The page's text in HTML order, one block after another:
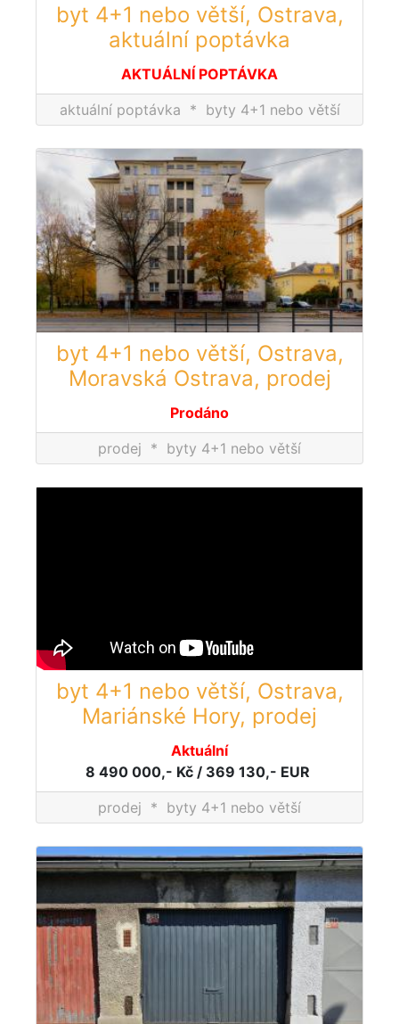
byt 4+1 nebo větší, Ostrava,
aktuální poptávka
AKTUÁLNÍ POPTÁVKA
aktuální poptávka * byty 4+1 nebo větší
byt 4+1 nebo větší, Ostrava,
Moravská Ostrava, prodej
Prodáno
prodej * byty 4+1 nebo větší
byt 4+1 nebo větší, Ostrava,
Mariánské Hory, prodej
Aktuální
8 490 000,- Kč / 369 130,- EUR
prodej * byty 4+1 nebo větší